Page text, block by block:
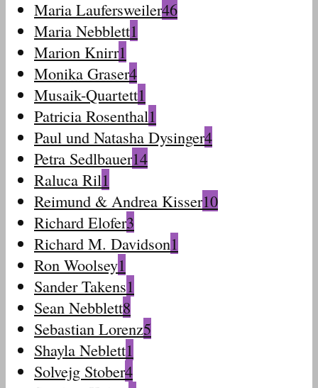
Maria Laufersweiler46
Maria Nebblett1
Marion Knirr1
Monika Graser4
Musaik-Quartett1
Patricia Rosenthal1
Paul und Natasha Dysinger4
Petra Sedlbauer14
Raluca Ril1
Reimund & Andrea Kisser10
Richard Elofer3
Richard M. Davidson1
Ron Woolsey1
Sander Takens1
Sean Nebblett8
Sebastian Lorenz5
Shayla Neblett1
Solvejg Stober4